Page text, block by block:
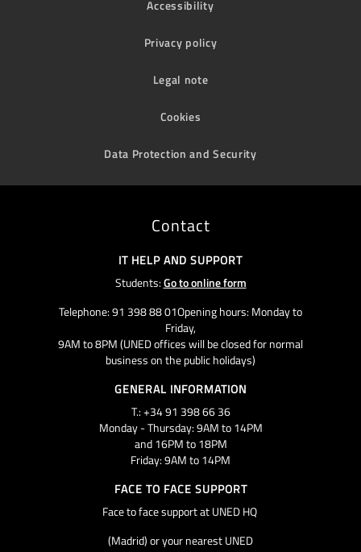
Accessibility
Privacy policy
Legal note
Cookies
Data Protection and Security
Contact
IT HELP AND SUPPORT
Students:Go to online form
Telephone: 91 398 88 01Opening hours: Monday to
Friday,
9AM to 8PM (UNED offices will be closed for normal
business on the public holidays)
GENERAL INFORMATION
T.: +34 91 398 66 36
Monday - Thursday: 9AM to 14PM
and 16PM to 18PM
Friday: 9AM to 14PM
FACE TO FACE SUPPORT
Face to face support at UNED HQ
(Madrid) or your nearest UNED